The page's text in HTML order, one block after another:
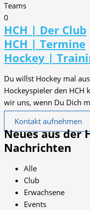
Teams
0
HCH | Der Club
HCH | Termine
Hockey |
Du willst Hockey mal
Hockeyspieler den HCH
wir uns, wenn Du Dich
Kontakt aufnehmen
Neues aus der
Nachrichten
Alle
Club
Erwachsene
Events